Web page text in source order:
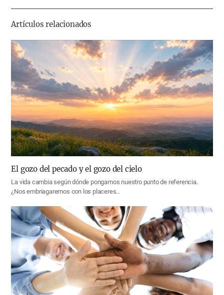
기
Artículos relacionados
El gozo del pecado y el gozo del cielo
La vida cambia según dónde pongamos nuestro punto de referencia.
¿Nos embriagaremos con los placeres…